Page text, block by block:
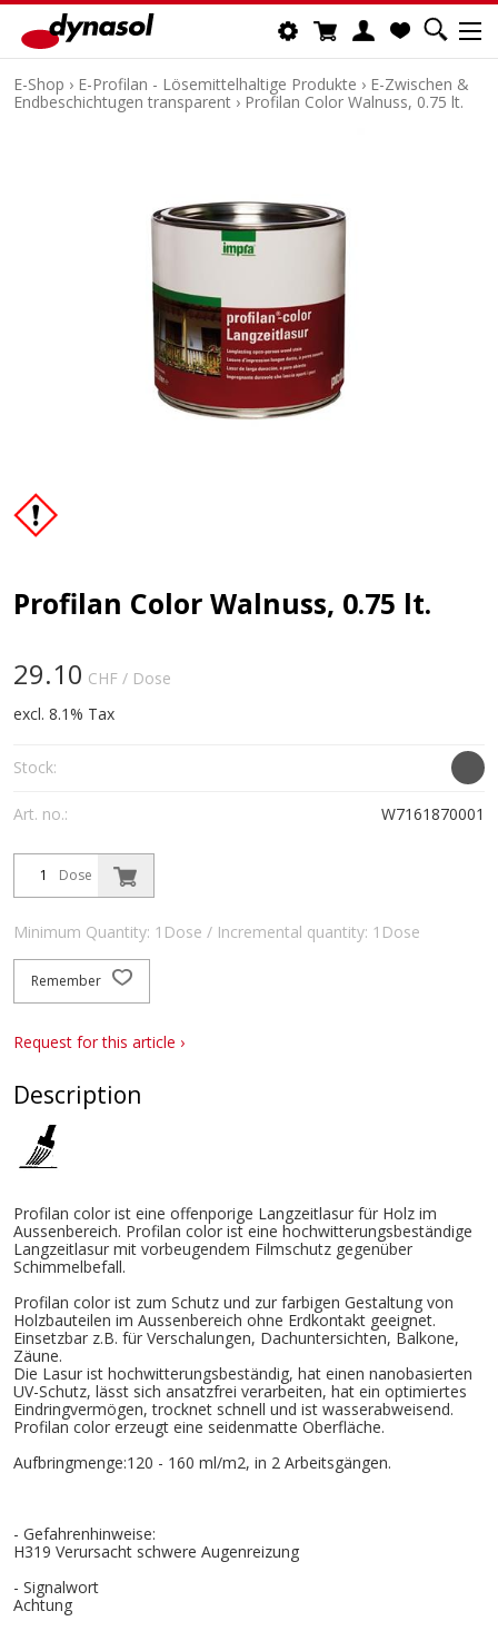
E-Shop › E-Profilan - Lösemittelhaltige Produkte › E-Zwischen &
Endbeschichtugen transparent › Profilan Color Walnuss, 0.75 lt.
Profilan Color Walnuss, 0.75 lt.
29.10 CHF / Dose
excl. 8.1% Tax
Stock:
Art. no.: W7161870001
Dose
Minimum Quantity: 1Dose / Incremental quantity: 1Dose
Remember
Request for this article ›
Description
Profilan color ist eine offenporige Langzeitlasur für Holz im
Aussenbereich. Profilan color ist eine hochwitterungsbeständige
Langzeitlasur mit vorbeugendem Filmschutz gegenüber
Schimmelbefall.
Profilan color ist zum Schutz und zur farbigen Gestaltung von
Holzbauteilen im Aussenbereich ohne Erdkontakt geeignet.
Einsetzbar z.B. für Verschalungen, Dachuntersichten, Balkone,
Zäune.
Die Lasur ist hochwitterungsbeständig, hat einen nanobasierten
UV-Schutz, lässt sich ansatzfrei verarbeiten, hat ein optimiertes
Eindringvermögen, trocknet schnell und ist wasserabweisend.
Profilan color erzeugt eine seidenmatte Oberfläche.
Aufbringmenge:120 - 160 ml/m2, in 2 Arbeitsgängen.
- Gefahrenhinweise:
H319 Verursacht schwere Augenreizung
- Signalwort
Achtung